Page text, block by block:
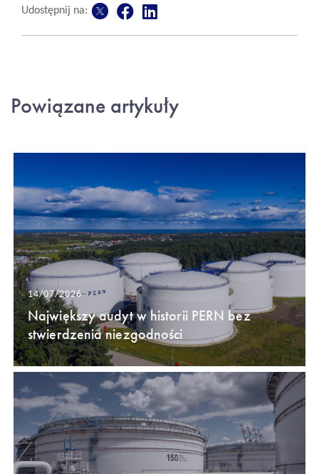
Udostępnij na:
Powiązane artykuły
14/07/2026
Największy audyt w historii PERN bez
stwierdzenia niezgodności